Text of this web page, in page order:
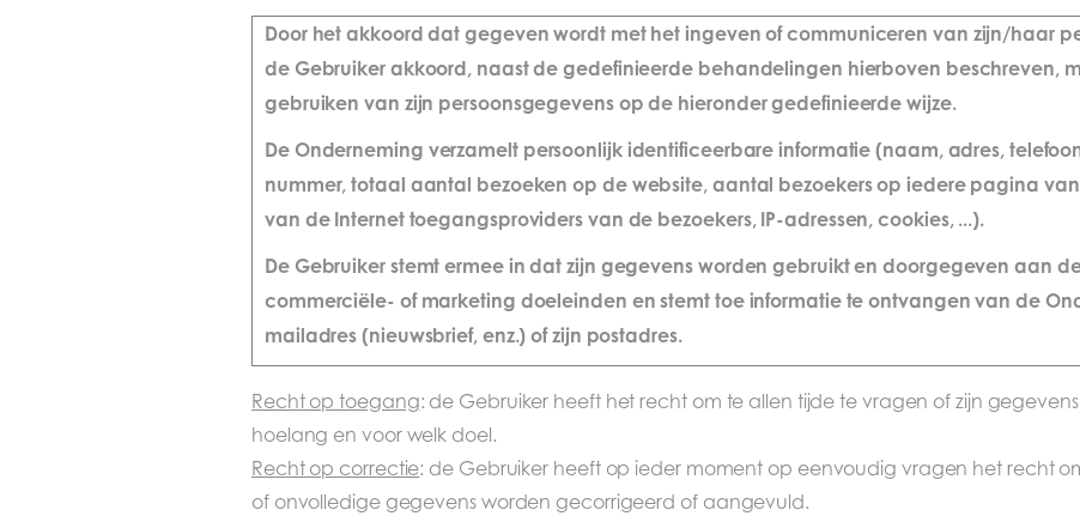
Door het akkoord dat gegeven wordt met het ingeven of communiceren van zijn/haar
de Gebruiker akkoord, naast de gedefinieerde behandelingen hierboven beschreven,
gebruiken van zijn persoonsgegevens op de hieronder gedefinieerde wijze.
De Onderneming verzamelt persoonlijk identificeerbare informatie (naam, adres,
nummer, totaal aantal bezoeken op de website, aantal bezoekers op iedere pagina
van de Internet toegangsproviders van de bezoekers, IP-adressen, cookies, ...).
De Gebruiker stemt ermee in dat zijn gegevens worden gebruikt en doorgegeven aan
commerciële- of marketing doeleinden en stemt toe informatie te ontvangen van de
mailadres (nieuwsbrief, enz.) of zijn postadres.
Recht op toegang: de Gebruiker heeft het recht om te allen tijde te vragen of zijn
hoelang en voor welk doel.
Recht op correctie: de Gebruiker heeft op ieder moment op eenvoudig vragen het recht
of onvolledige gegevens worden gecorrigeerd of aangevuld.